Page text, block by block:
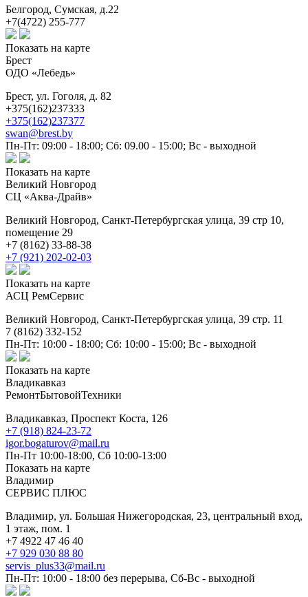
Белгород, Сумская, д.22
+7(4722) 255-777
Показать на карте
Брест
ОДО «Лебедь»
Брест, ул. Гоголя, д. 82
+375(162)237333
+375(162)237377
swan@brest.by
Пн-Пт: 09:00 - 18:00; Сб: 09.00 - 15:00; Вс - выходной
Показать на карте
Великий Новгород
СЦ «Аква-Драйв»
Великий Новгород, Санкт-Петербургская улица, 39 стр 10,
помещение 29
+7 (8162) 33-88-38
+7 (921) 202-02-03
Показать на карте
АСЦ РемСервис
Великий Новгород, Санкт-Петербургская улица, 39 стр. 11
7 (8162) 332-152
Пн-Пт: 10:00 - 18:00; Сб: 10:00 - 15:00; Вс - выходной
Показать на карте
Владикавказ
РемонтБытовойТехники
Владикавказ, Проспект Коста, 126
+7 (918) 824-23-72
igor.bogaturov@mail.ru
Пн-Пт 10:00-18:00, Сб 10:00-13:00
Показать на карте
Владимир
СЕРВИС ПЛЮС
Владимир, ул. Большая Нижегородская, 23, центральный вход,
1 этаж, пом. 1
+7 4922 47 46 40
+7 929 030 88 80
servis_plus33@mail.ru
Пн-Пт: 10:00 - 18:00 без перерыва, Сб-Вс - выходной